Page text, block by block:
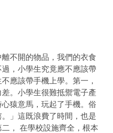
不開的物品，我們的衣食
，小學生究竟應不應該帶
應該帶手機上學。第一，
。小學生很難抵禦電子產
猿意馬，玩起了手機。俗
」這既浪費了時間，也是
， 在學校設施齊全，根本